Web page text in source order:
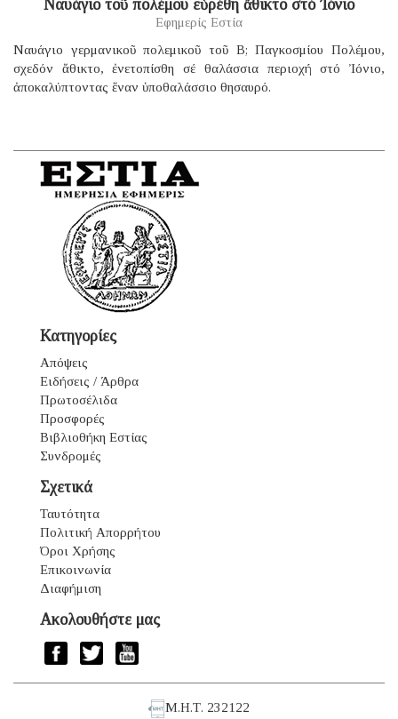
Ναυάγιο τοῦ πολέμου εὑρέθη ἄθικτο στό Ἰόνιο
Εφημερίς Εστία
Ναυάγιο γερμανικοῦ πολεμικοῦ τοῦ B; Παγκοσμίου Πολέμου,
σχεδόν ἄθικτο, ἐνετοπίσθη σέ θαλάσσια περιοχή στό Ἰόνιο,
ἀποκαλύπτοντας ἕναν ὑποθαλάσσιο θησαυρό.
Κατηγορίες
Απόψεις
Ειδήσεις / Άρθρα
Πρωτοσέλιδα
Προσφορές
Βιβλιοθήκη Εστίας
Συνδρομές
Σχετικά
Ταυτότητα
Πολιτική Απορρήτου
Όροι Χρήσης
Επικοινωνία
Διαφήμιση
Ακολουθήστε μας
Μ.Η.Τ. 232122